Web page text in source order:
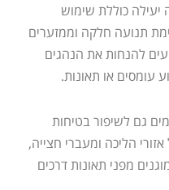
יעילה כוללת שימוש
תנועה חלקה וממזערים
להנחות את הנהגים
עומסים או תאונות.
גם לשיפור בטיחות
הליכה ומעברי חצייה,
מפני תאונות דרכים